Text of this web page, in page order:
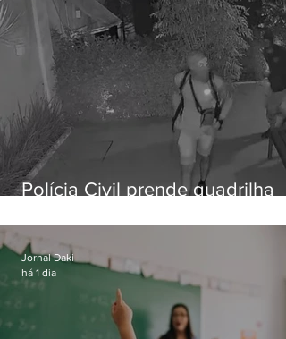
Polícia Civil prende quadrilha
residências de luxo no Rio
Jornal Daki
há 1 dia